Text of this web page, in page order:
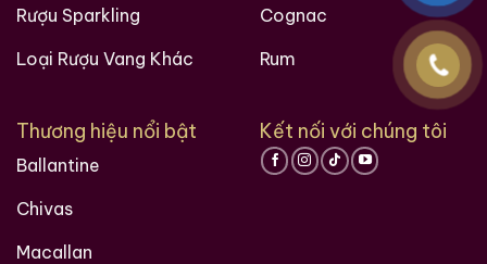
Rượu Sparkling
Loại Rượu Vang Khác
Cognac
Rum
Thương hiệu nổi bật
Ballantine
Chivas
Macallan
Kết nối với chúng tôi